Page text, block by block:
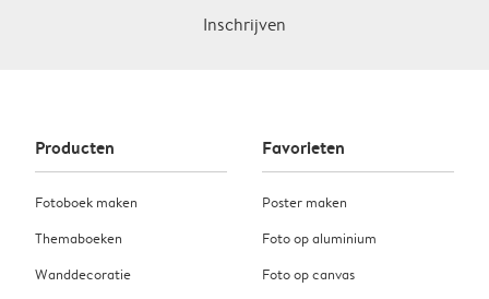
Inschrijven
Producten
Fotoboek maken
Themaboeken
Wanddecoratie
Favorieten
Poster maken
Foto op aluminium
Foto op canvas